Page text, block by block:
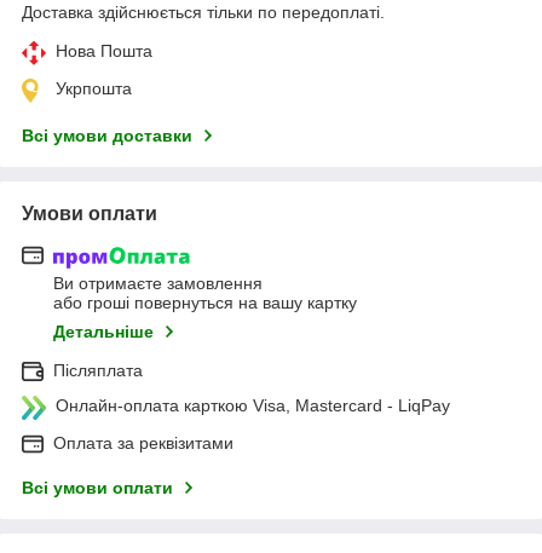
Доставка здійснюється тільки по передоплаті.
Нова Пошта
Укрпошта
Всі умови доставки
Умови оплати
Ви отримаєте замовлення
або гроші повернуться на вашу картку
Детальніше
Післяплата
Онлайн-оплата карткою Visa, Mastercard - LiqPay
Оплата за реквізитами
Всі умови оплати